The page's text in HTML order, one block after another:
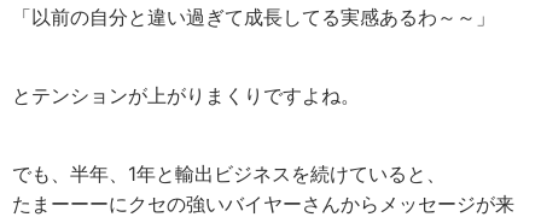
「以前の自分と違い過ぎて成長してる実感あるわ～～」
とテンションが上がりまくりですよね。
でも、半年、1年と輸出ビジネスを続けていると、
たまーーーにクセの強いバイヤーさんからメッセージが来